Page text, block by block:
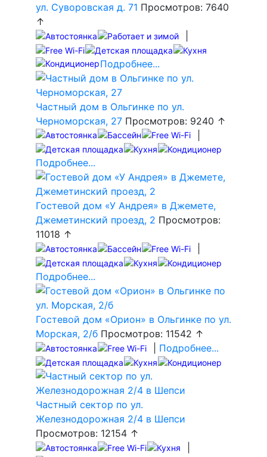
ул. Суворовская д. 71 Просмотров: 7640
↑
Подробнее...
Частный дом в Ольгинке по ул.
Черноморская, 27 Просмотров: 9240 ↑
Подробнее...
Гостевой дом «У Андрея» в Джемете,
Джеметинский проезд, 2 Просмотров:
11018 ↑
Подробнее...
Гостевой дом «Орион» в Ольгинке по ул.
Морская, 2/б Просмотров: 11542 ↑
Подробнее...
Частный сектор по ул.
Железнодорожная 2/4 в Шепси
Просмотров: 12154 ↑